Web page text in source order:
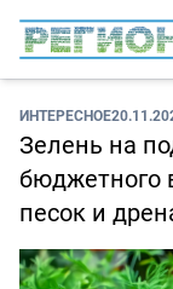
ИНТЕРЕСНОЕ
Зелень на
бюджетного
песок и